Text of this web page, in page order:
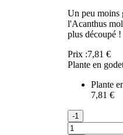
Un peu moins
l'Acanthus
plus découpé !
Prix :7,81 €
Plante en
Plante
7,81 €
-1